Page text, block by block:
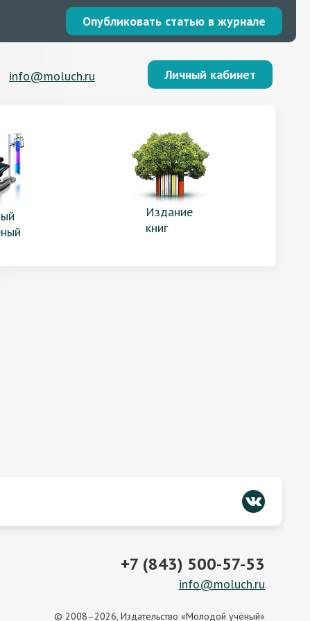
Опубликовать статью в журнале
info@moluch.ru Личный кабинет
Издание
книг
+7 (843) 500-57-53
info@moluch.ru
© 2008–2026, Издательство «Молодой учёный»